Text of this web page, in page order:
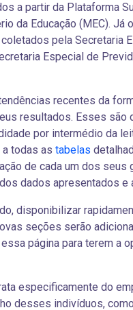
a partir da Plataforma
da Educação (MEC).
pela Secretaria
Especial de
recentes da
resultados. Esses
por intermédio da
todas as tabelas
de cada um dos
dados apresentados
disponibilizar
seções serão
página para terem a
especificamente do
desses indivíduos,